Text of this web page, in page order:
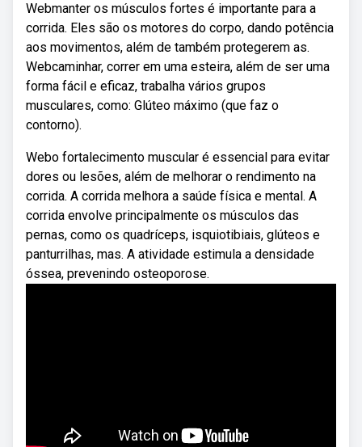
Webmanter os músculos fortes é importante para a
corrida. Eles são os motores do corpo, dando potência
aos movimentos, além de também protegerem as.
Webcaminhar, correr em uma esteira, além de ser uma
forma fácil e eficaz, trabalha vários grupos
musculares, como: Glúteo máximo (que faz o
contorno).
Webo fortalecimento muscular é essencial para evitar
dores ou lesões, além de melhorar o rendimento na
corrida. A corrida melhora a saúde física e mental. A
corrida envolve principalmente os músculos das
pernas, como os quadríceps, isquiotibiais, glúteos e
panturrilhas, mas. A atividade estimula a densidade
óssea, prevenindo osteoporose.